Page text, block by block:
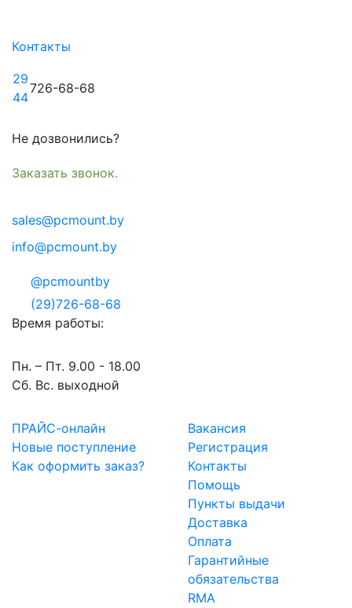
Контакты
29
44
726-68-68
Не дозвонились?
Заказать звонок.
sales@pcmount.by
info@pcmount.by
@pcmountby
(29)726-68-68
Время работы:
Пн. – Пт. 9.00 - 18.00
Сб. Вс. выходной
ПРАЙС-онлайн
Новые поступление
Как оформить заказ?
Вакансия
Регистрация
Контакты
Помощь
Пункты выдачи
Доставка
Оплата
Гарантийные
обязательства
RMA